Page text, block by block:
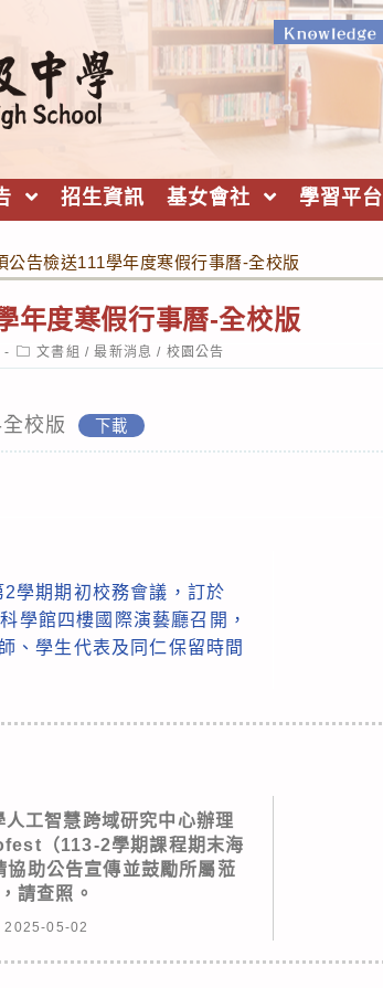
招生資訊 基女會社 學習平台
公告檢送111學年度寒假行事曆-全校版
年度寒假行事曆-全校版
Post
category:
文書組 / 最新消息 / 校園公告
校版 下載
學期期初校務會議，訂於
學館四樓國際演藝廳召開，
、學生代表及同仁保留時間
人工智慧跨域研究中心辦理
（113-2學期課程期末海
協助公告宣傳並鼓勵所屬蒞
請查照。
2025-05-02